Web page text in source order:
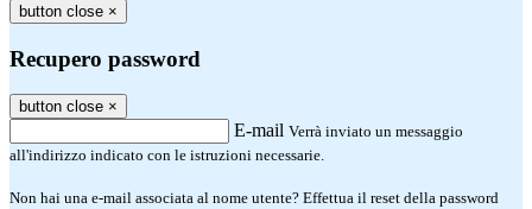
button close ×
Recupero password
button close ×
E-mail Verrà inviato un messaggio
all'indirizzo indicato con le istruzioni necessarie.
Non hai una e-mail associata al nome utente? Effettua il reset della password